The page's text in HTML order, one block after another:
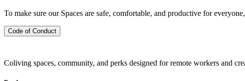
To make sure our Spaces are safe, comfortable, and productive for
Code of Conduct
Coliving spaces, community, and perks designed for remote workers and